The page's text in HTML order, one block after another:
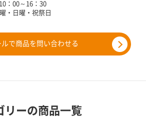
：00～16：30
・日曜・祝祭日
ルで商品を問い合わせる
リーの商品一覧